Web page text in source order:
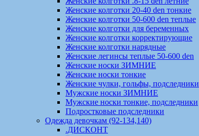
Женские колготки 20-40 den тонкие
Женские колготки 50-600 den теплые
Женские колготки для беременных
Женские колготки корректирующие
Женские колготки нарядные
Женские легинсы теплые 50-600 den
Женские носки ЗИМНИЕ
Женские носки тонкие
Женские чулки, гольфы, подследники
Мужские носки ЗИМНИЕ
Мужские носки тонкие, подследники
Подростковые подследники
Одежда девочкам (92-134,140)
.ДИСКОНТ